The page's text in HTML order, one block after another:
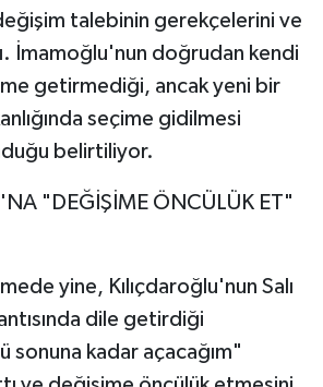
talebinin gerekçelerini ve
İmamoğlu'nun doğrudan kendi
getirmediği, ancak yeni bir
seçime gidilmesi
belirtiliyor.
"DEĞİŞİME ÖNCÜLÜK ET"
yine, Kılıçdaroğlu'nun Salı
dile getirdiği
sonuna kadar açacağım"